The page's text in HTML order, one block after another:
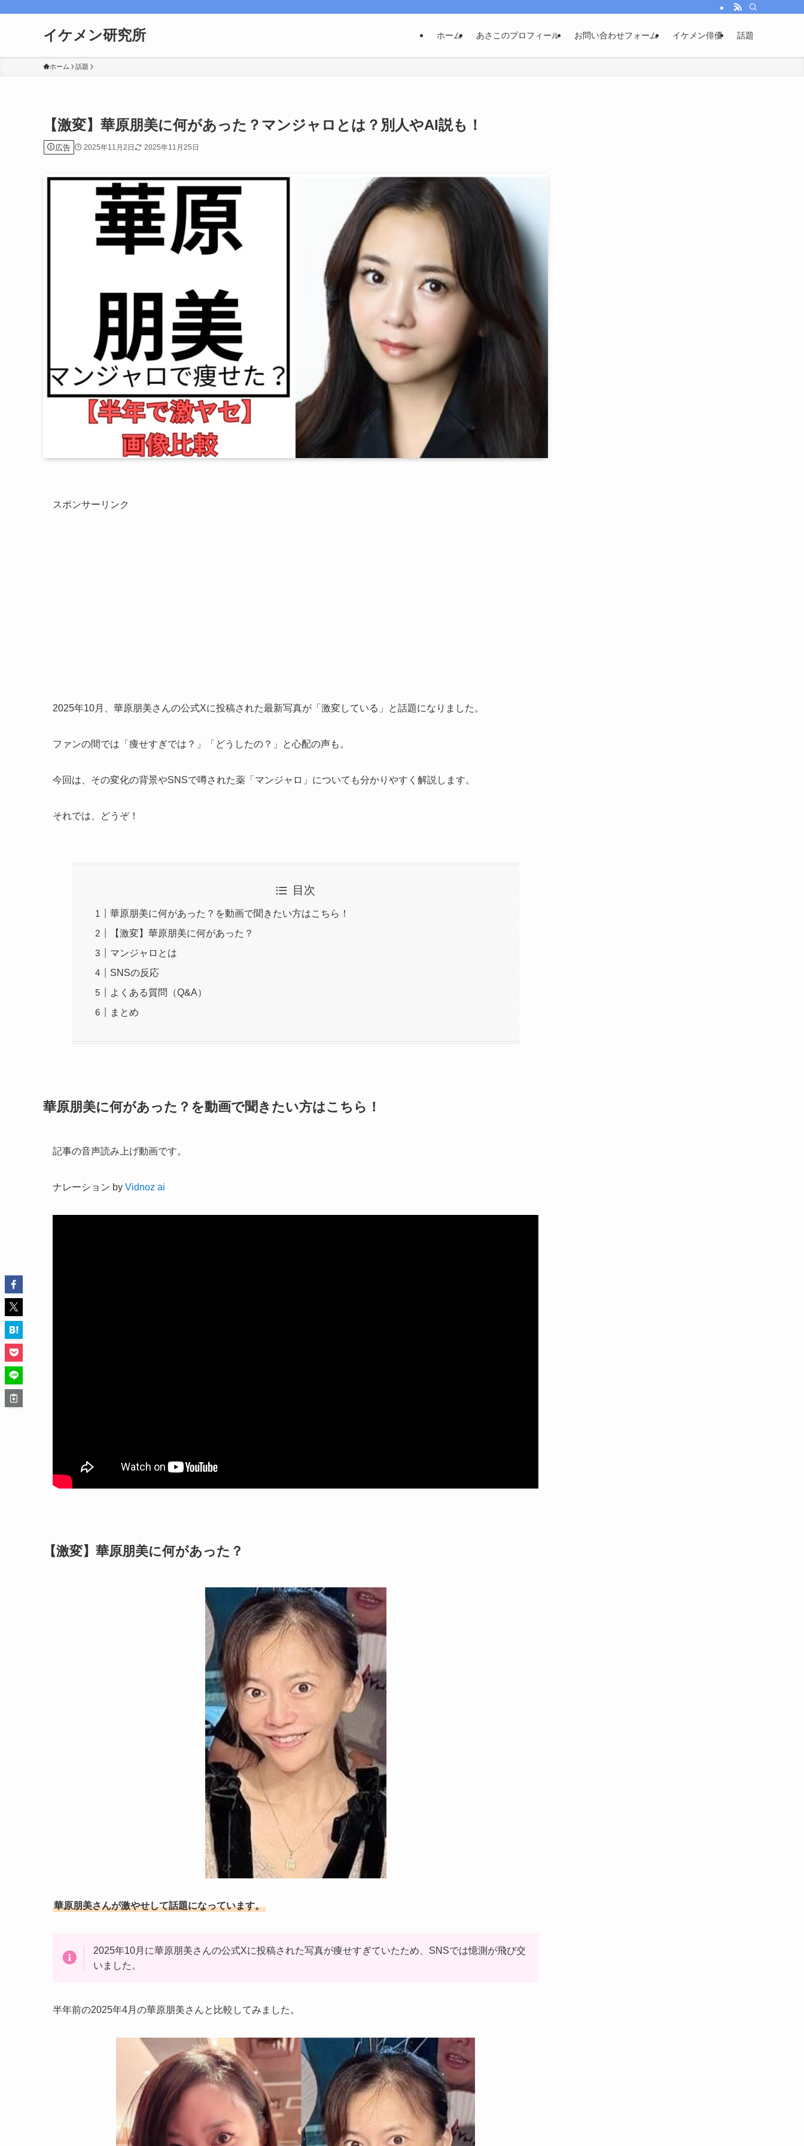
イケメン研究所 ホーム あさこのプロフィール お問い合わせフォーム イケメン俳優 話題
ホーム 話題
【激変】華原朋美に何があった？マンジャロとは？別人やAI説も！
広告 2025年11月2日 2025年11月25日
スポンサーリンク
2025年10月、華原朋美さんの公式Xに投稿された最新写真が「激変している」と話題になりました。
ファンの間では「痩せすぎでは？」「どうしたの？」と心配の声も。
今回は、その変化の背景やSNSで噂された薬「マンジャロ」についても分かりやすく解説します。
それでは、どうぞ！
目次
華原朋美に何があった？を動画で聞きたい方はこちら！
【激変】華原朋美に何があった？
マンジャロとは
SNSの反応
よくある質問（Q&A）
まとめ
華原朋美に何があった？を動画で聞きたい方はこちら！
記事の音声読み上げ動画です。
ナレーション by Vidnoz ai
【激変】華原朋美に何があった？
華原朋美さんが激やせして話題になっています。
2025年10月に華原朋美さんの公式Xに投稿された写真が痩せすぎていたため、SNSでは憶測が飛び交
いました。
半年前の2025年4月の華原朋美さんと比較してみました。